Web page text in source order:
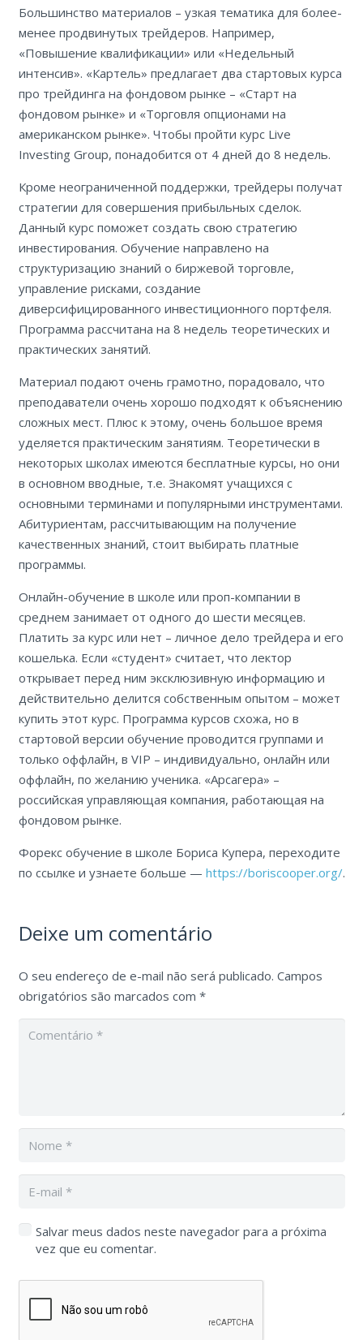
Большинство материалов – узкая тематика для более-
менее продвинутых трейдеров. Например,
«Повышение квалификации» или «Недельный
интенсив». «Картель» предлагает два стартовых курса
про трейдинга на фондовом рынке – «Старт на
фондовом рынке» и «Торговля опционами на
американском рынке». Чтобы пройти курс Live
Investing Group, понадобится от 4 дней до 8 недель.
Кроме неограниченной поддержки, трейдеры получат
стратегии для совершения прибыльных сделок.
Данный курс поможет создать свою стратегию
инвестирования. Обучение направлено на
структуризацию знаний о биржевой торговле,
управление рисками, создание
диверсифицированного инвестиционного портфеля.
Программа рассчитана на 8 недель теоретических и
практических занятий.
Материал подают очень грамотно, порадовало, что
преподаватели очень хорошо подходят к объяснению
сложных мест. Плюс к этому, очень большое время
уделяется практическим занятиям. Теоретически в
некоторых школах имеются бесплатные курсы, но они
в основном вводные, т.е. Знакомят учащихся с
основными терминами и популярными инструментами.
Абитуриентам, рассчитывающим на получение
качественных знаний, стоит выбирать платные
программы.
Онлайн-обучение в школе или проп-компании в
среднем занимает от одного до шести месяцев.
Платить за курс или нет – личное дело трейдера и его
кошелька. Если «студент» считает, что лектор
открывает перед ним эксклюзивную информацию и
действительно делится собственным опытом – может
купить этот курс. Программа курсов схожа, но в
стартовой версии обучение проводится группами и
только оффлайн, в VIP – индивидуально, онлайн или
оффлайн, по желанию ученика. «Арсагера» –
российская управляющая компания, работающая на
фондовом рынке.
Форекс обучение в школе Бориса Купера, переходите
по ссылке и узнаете больше — https://boriscooper.org/.
Deixe um comentário
O seu endereço de e-mail não será publicado. Campos
obrigatórios são marcados com *
Salvar meus dados neste navegador para a próxima
vez que eu comentar.